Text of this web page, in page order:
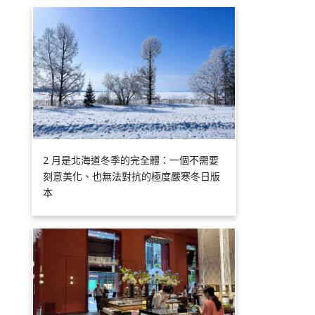
2 月是北海道冬季的完全體：一個不需要
刻意美化、也無法對抗的極度嚴寒冬日版
本